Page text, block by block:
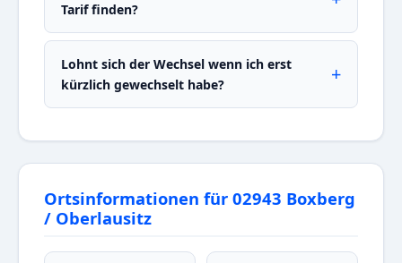
Tarif finden?
Lohnt sich der Wechsel wenn ich erst
kürzlich gewechselt habe?
Ortsinformationen für 02943 Boxberg
/ Oberlausitz